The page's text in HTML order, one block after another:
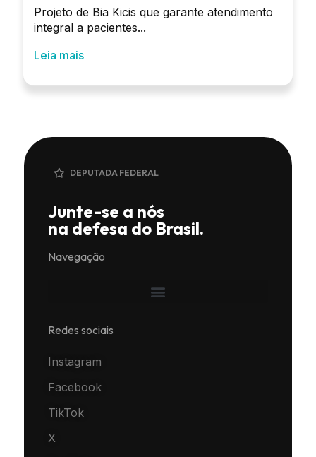
Projeto de Bia Kicis que garante atendimento
integral a pacientes...
Leia mais
DEPUTADA FEDERAL
Junte-se a nós
na defesa do Brasil.
Navegação
Redes sociais
Instagram
Facebook
TikTok
X